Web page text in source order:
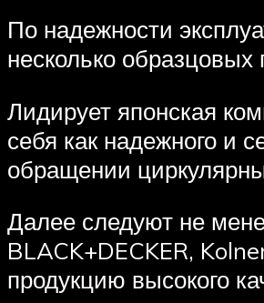
По надежности
несколько образцовых
Лидирует японская
себя как надежного и
обращении
Далее следуют не
BLACK+DECKER,
продукцию высокого